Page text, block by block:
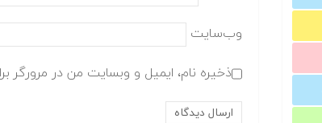
وب‌سایت
ذخیره نام، ایمیل و وبسایت من در مرورگر